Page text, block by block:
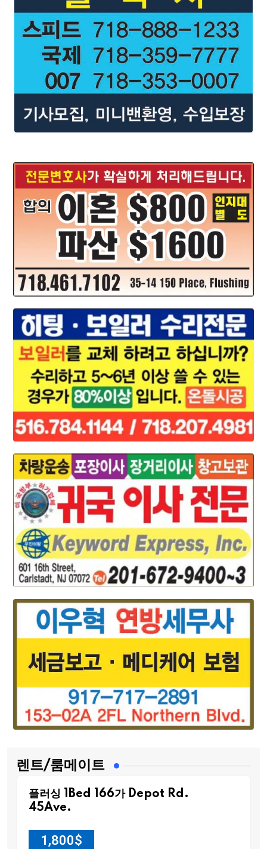
렌트/룸메이트
플러싱 1Bed 166가 Depot Rd.
45Ave.
1,800$